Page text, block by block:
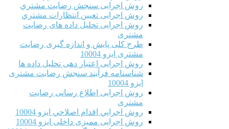
روش اجرایی سنجش رضایت مشتري
روش اجرایی تعیین انتظارات مشتري
روش اجرایی تحلیل داده های رضایت
مشتری
طرح کلی پایش و اندازه گیری رضایت
مشتری ایزو 10004
روش اجرایی اعتبار دهی تحلیل داده ها
شناسنامه فرآیند سنجش رضایت مشتری
ایزو 10004
روش اجرایی اطلاع رسانی رضایت
مشتری
روش اجرايي اقدام اصلاحي ایزو 10004
روش اجرایی ممیزی داخلی ایزو 10004